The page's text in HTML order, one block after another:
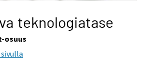
teknologiatase
osuus